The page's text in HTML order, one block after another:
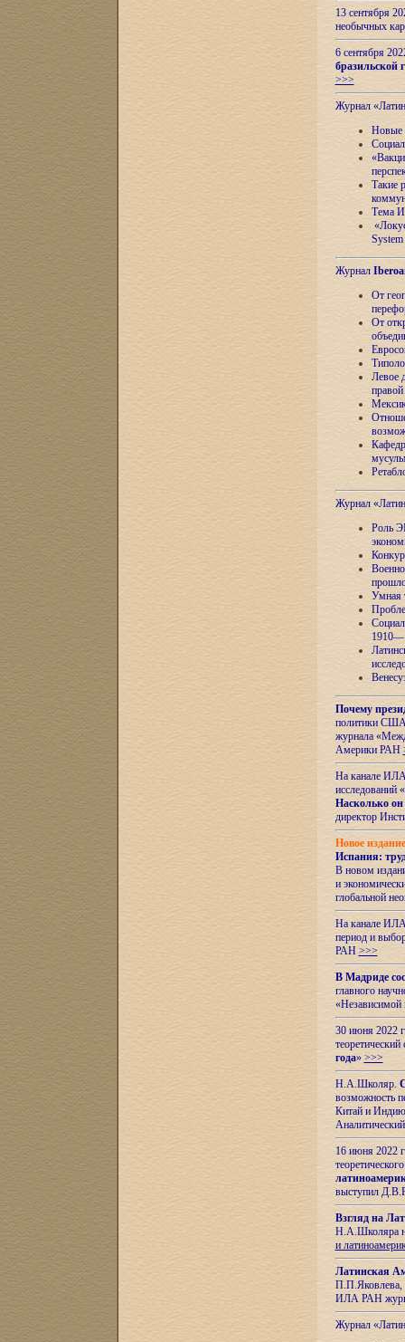
13 сентября
необычных
6 сентября
бразильской
>>>
Журнал
Новые
Такие
Тема
Журнал
От
От
Левое
Журнал
Роль
Умная
Почему
политики США
журнала
Америки РАН
На канале ИЛА
исследований «
Насколько он
директор
Новое
Испания:
В новом
и
глобальной
На канале
период и
РАН >>>
В Мадриде
главного
«Независимой
30 июня 2022
года» >>>
Н.А.Школяр.
возможность
Китай и
16 июня 2022
выступил
Взгляд на
Н.А.Школяра
и
Латинская
П.П.Яковлева,
ИЛА РАН
Журнал